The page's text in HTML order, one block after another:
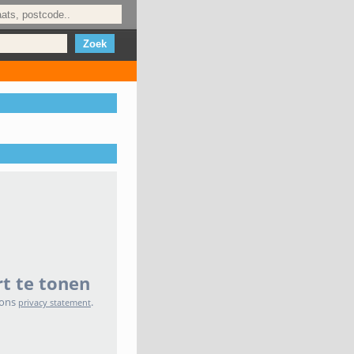
te tonen
privacy statement.